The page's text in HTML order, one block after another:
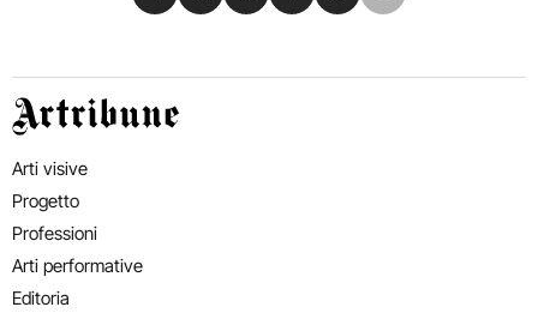
Artribune
Arti visive
Progetto
Professioni
Arti performative
Editoria